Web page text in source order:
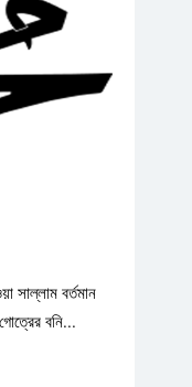
সাল্লাম বর্তমান
বনি...